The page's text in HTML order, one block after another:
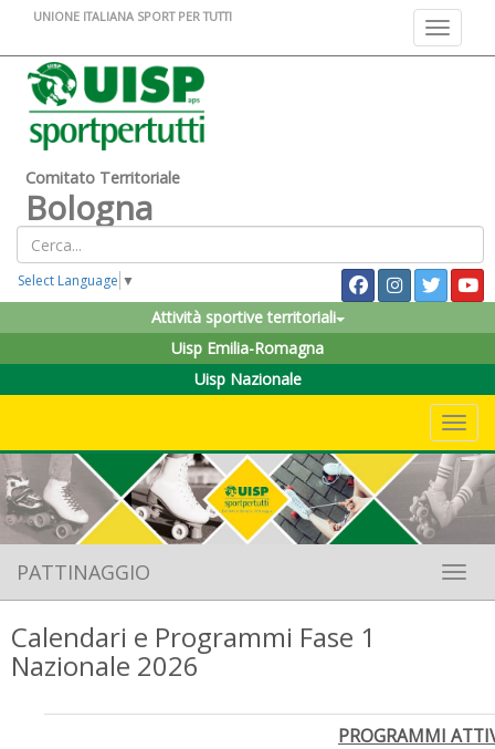
Toggle
UNIONE ITALIANA SPORT PER TUTTI
Comitato Territoriale
Bologna
Select Language ▼
Attività sportive territoriali
Uisp Emilia-Romagna
Uisp Nazionale
PATTINAGGIO
Calendari e Programmi Fase 1
Nazionale 2026
PROGRAMMI